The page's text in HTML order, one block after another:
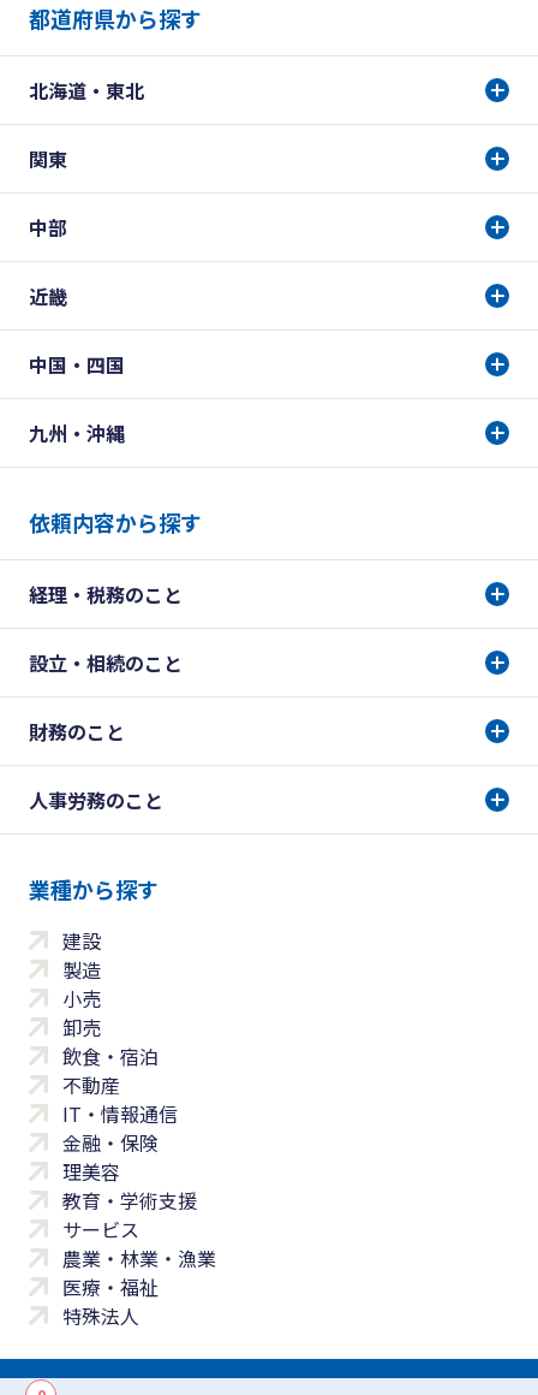
都道府県から探す
北海道・東北
関東
中部
近畿
中国・四国
九州・沖縄
依頼内容から探す
経理・税務のこと
設立・相続のこと
財務のこと
人事労務のこと
業種から探す
建設
製造
小売
卸売
飲食・宿泊
不動産
IT・情報通信
金融・保険
理美容
教育・学術支援
サービス
農業・林業・漁業
医療・福祉
特殊法人